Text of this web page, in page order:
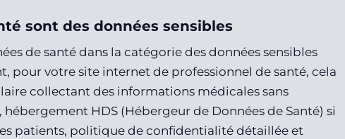
sont des données sensibles
de santé dans la catégorie des données sensibles
pour votre site internet de professionnel de santé, cela
collectant des informations médicales sans
HDS (Hébergeur de Données de Santé) si
patients, politique de confidentialité détaillée et